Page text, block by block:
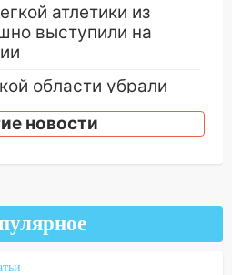
атлетики из
выступили на
области убрали
зерновых и
сбили
новости